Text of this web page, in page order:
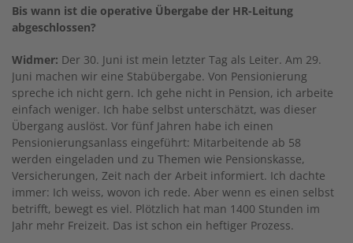
Bis wann ist die operative Übergabe der HR-Leitung
abgeschlossen?
Widmer: Der 30. Juni ist mein letzter Tag als Leiter. Am 29.
Juni machen wir eine Stabübergabe. Von Pensionierung
spreche ich nicht gern. Ich gehe nicht in Pension, ich arbeite
einfach weniger. Ich habe selbst unterschätzt, was dieser
Übergang auslöst. Vor fünf Jahren habe ich einen
Pensionierungsanlass eingeführt: Mitarbeitende ab 58
werden eingeladen und zu Themen wie Pensionskasse,
Versicherungen, Zeit nach der Arbeit informiert. Ich dachte
immer: Ich weiss, wovon ich rede. Aber wenn es einen selbst
betrifft, bewegt es viel. Plötzlich hat man 1400 Stunden im
Jahr mehr Freizeit. Das ist schon ein heftiger Prozess.